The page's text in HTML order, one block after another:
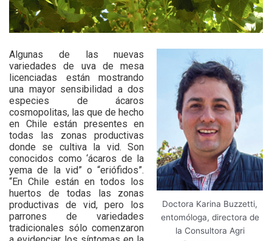
Doctora Karina Buzzetti,
entomóloga, directora de
la Consultora Agri
Algunas de las nuevas
variedades de uva de mesa
licenciadas están mostrando
una mayor sensibilidad a dos
especies de ácaros
cosmopolitas, las que de hecho
en Chile están presentes en
todas las zonas productivas
donde se cultiva la vid. Son
conocidos como ‘ácaros de la
yema de la vid” o “eriófidos”.
“En Chile están en todos los
huertos de todas las zonas
productivas de vid, pero los
parrones de variedades
tradicionales sólo comenzaron